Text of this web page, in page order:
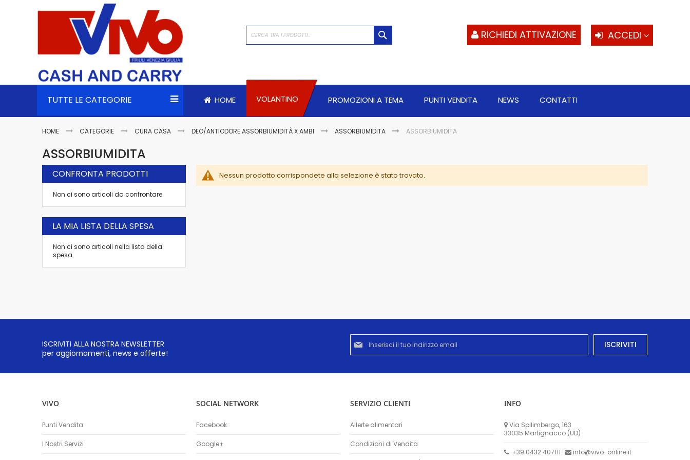
ACCEDI
RICHIEDI ATTIVAZIONE
TUTTE LE CATEGORIE HOME VOLANTINO PROMOZIONI A TEMA PUNTI VENDITA NEWS CONTATTI
HOME CATEGORIE CURA CASA DEO/ANTIODORE ASSORBIUMIDITÀ X AMBI ASSORBIUMIDITA ASSORBIUMIDITA
ASSORBIUMIDITA
Nessun prodotto corrispondete alla selezione è stato trovato.
CONFRONTA PRODOTTI
Non ci sono articoli da confrontare.
LA MIA LISTA DELLA SPESA
Non ci sono articoli nella lista della
spesa.
ISCRIVITI ALLA NOSTRA NEWSLETTER
per aggiornamenti, news e offerte!
Iscriviti
alla
nostra
ISCRIVITI
VIVO
Punti Vendita
I Nostri Servizi
SOCIAL NETWORK
Facebook
Google+
SERVIZIO CLIENTI
Allerte alimentari
Condizioni di Vendita
INFO
Via Spilimbergo, 163
33035 Martignacco (UD)
+39 0432 407111 info@vivo-online.it